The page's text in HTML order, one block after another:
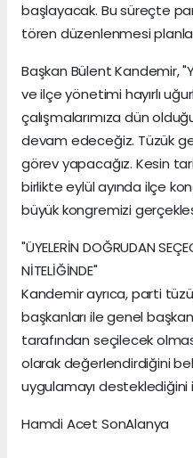
başlayacak. Bu süreçte
tören düzenlenmesi
Başkan Bülent Kandemir,
ve ilçe yönetimi hayırlı
çalışmalarımıza dün
devam edeceğiz. Tüzük
görev yapacağız. Kesin
birlikte eylül ayında ilçe
büyük kongremizi
"ÜYELERİN DOĞRUDAN
NİTELİĞİNDE"
Kandemir ayrıca, parti
başkanları ile genel
tarafından seçilecek
olarak değerlendirdiğini
uygulamayı
Hamdi Acet SonAlanya